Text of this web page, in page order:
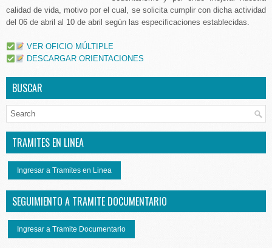
calidad de vida, motivo por el cual, se solicita cumplir con dicha actividad
del 06 de abril al 10 de abril según las especificaciones establecidas.
VER OFICIO MÚLTIPLE
DESCARGAR ORIENTACIONES
BUSCAR
TRAMITES EN LINEA
Ingresar a Tramites en Linea
SEGUIMIENTO A TRAMITE DOCUMENTARIO
Ingresar a Tramite Documentario